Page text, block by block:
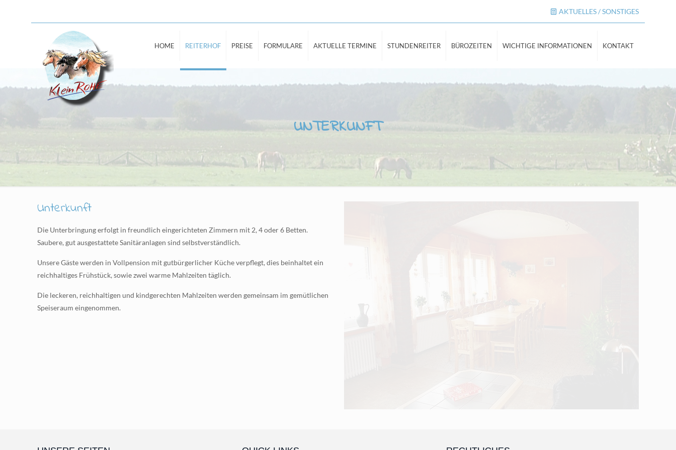
AKTUELLES / SONSTIGES
HOME REITERHOF PREISE FORMULARE AKTUELLE TERMINE STUNDENREITER BÜROZEITEN WICHTIGE INFORMATIONEN KONTAKT
UNTERKUNFT
Unterkunft
Die Unterbringung erfolgt in freundlich eingerichteten Zimmern mit 2, 4 oder 6 Betten.
Saubere, gut ausgestattete Sanitäranlagen sind selbstverständlich.
Unsere Gäste werden in Vollpension mit gutbürgerlicher Küche verpflegt, dies beinhaltet ein
reichhaltiges Frühstück, sowie zwei warme Mahlzeiten täglich.
Die leckeren, reichhaltigen und kindgerechten Mahlzeiten werden gemeinsam im gemütlichen
Speiseraum eingenommen.